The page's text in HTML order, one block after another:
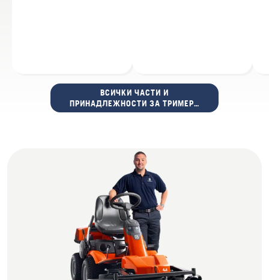
ВСИЧКИ ЧАСТИ И
ПРИНАДЛЕЖНОСТИ ЗА ТРИМЕРИ
ЗА ТРЕВА